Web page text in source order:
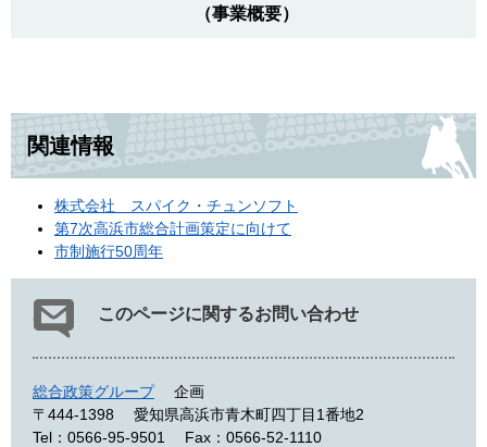
（事業概要）
関連情報
株式会社 スパイク・チュンソフト
第7次高浜市総合計画策定に向けて
市制施行50周年
このページに関するお問い合わせ
総合政策グループ
企画
〒444-1398
愛知県高浜市青木町四丁目1番地2
Tel：0566-95-9501
Fax：0566-52-1110